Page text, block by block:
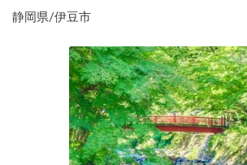
静岡県/伊豆市